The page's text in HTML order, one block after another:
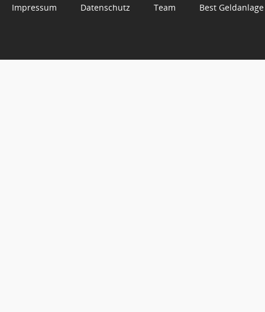
Impressum Datenschutz Team Best Geldanlage